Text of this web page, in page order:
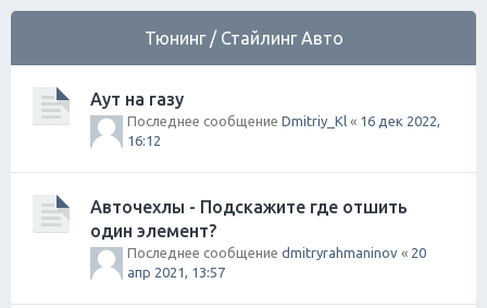
Тюнинг / Стайлинг Авто
Аут на газу
Последнее сообщение Dmitriy_Kl « 16 дек 2022,
16:12
Авточехлы - Подскажите где отшить
один элемент?
Последнее сообщение dmitryrahmaninov « 20
апр 2021, 13:57